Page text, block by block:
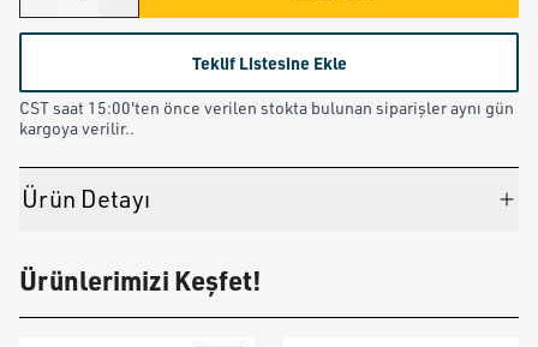
Teklif Listesine Ekle
CST saat 15:00'ten önce verilen stokta bulunan siparişler aynı gün
kargoya verilir..
Ürün Detayı
Ürünlerimizi Keşfet!